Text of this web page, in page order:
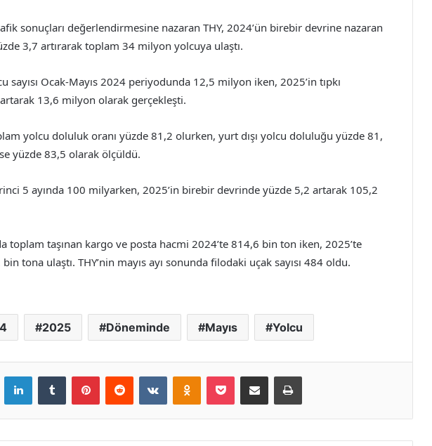
sonuçları değerlendirmesine nazaran THY, 2024’ün birebir devrine nazaran
3,7 artırarak toplam 34 milyon yolcuya ulaştı.
sayısı Ocak-Mayıs 2024 periyodunda 12,5 milyon iken, 2025’in tıpkı
13,6 milyon olarak gerçekleşti.
yolcu doluluk oranı yüzde 81,2 olurken, yurt dışı yolcu doluluğu yüzde 81,
yüzde 83,5 olarak ölçüldü.
5 ayında 100 milyarken, 2025’in birebir devrinde yüzde 5,2 artarak 105,2
toplam taşınan kargo ve posta hacmi 2024’te 814,6 bin ton iken, 2025’te
tona ulaştı. THY’nin mayıs ayı sonunda filodaki uçak sayısı 484 oldu.
2025 Döneminde Mayıs Yolcu
LinkedInTumblr PinterestReddit VKontakteOdnoklassniki
Pocket E-Posta ile paylaş Yazdır